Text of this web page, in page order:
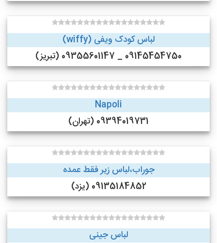
لباس کودک ویفی (wiffy)
09145454750 _ 09355601147 (تبریز)
Napoli
09394019731 (تهران)
جوراب،لباس زیر فقط عمده
09135184852 (یزد)
لباس جینی